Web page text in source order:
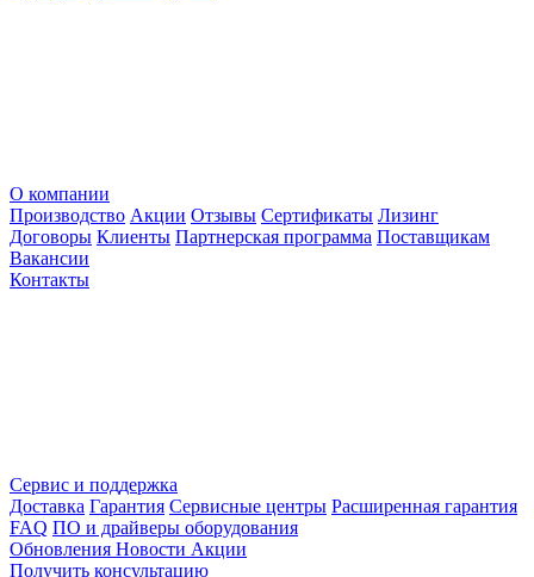
О компании
Производство Акции Отзывы Сертификаты Лизинг
Договоры Клиенты Партнерская программа Поставщикам
Вакансии
Контакты
Сервис и поддержка
Доставка Гарантия Сервисные центры Расширенная гарантия
FAQ ПО и драйверы оборудования
Обновления Новости Акции
Получить консультацию